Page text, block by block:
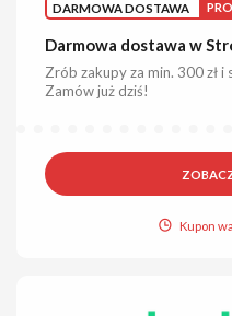
DARMOWA DOSTAWA
Darmowa dostawa w
Zrób zakupy za min. 300 zł i
Zamów już dziś!
Kupon